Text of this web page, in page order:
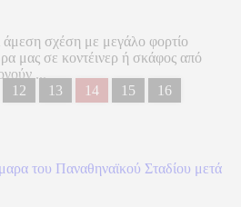
σχέση με μεγάλο φορτίο
μας σε κοντέινερ ή σκάφος από
...
12 13 14 15
16
του Παναθηναϊκού Σταδίου μετά